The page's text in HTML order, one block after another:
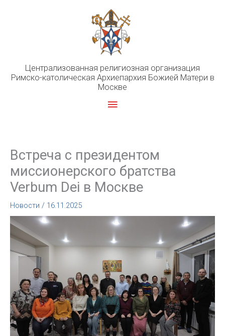
Централизованная религиозная организация
Римско-католическая Архиепархия Божией Матери в
Москве
Главное
Встреча с президентом
миссионерского братства
Verbum Dei в Москве
Новости / 16.11.2025